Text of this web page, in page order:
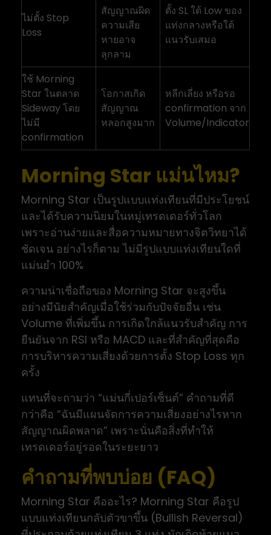
ไม่ตั้ง Stop
Loss
สัญญาณผิด
ความเสีย
หายอาจ
ลุกลาม
ตั้ง SL ใต้ Low ของ
แท่งกลางหรือใต้
แนวรับเสมอ
ใช้ Morning
Star ในตลาด
Sideway โดย
ไม่มี
confirmation
โอกาสเกิด
สัญญาณ
หลอกสูงมาก
หลีกเลี่ยง หรือรอ
confirmation จาก
Volume/Indicator
Morning Star แม่นไหม?
Morning Star เป็นรูปแบบแท่งเทียนที่มีประโยชน์
และได้รับความนิยมในหมู่เทรดเดอร์ทั่วโลก
เพราะอ่านง่ายและสื่อความหมายทางจิตวิทยาได้
ชัดเจน อย่างไรก็ตาม ไม่มีรูปแบบแท่งเทียนใดที่
แม่นยำ 100%
ความน่าเชื่อถือของ Morning Star จะสูงขึ้น
อย่างมีนัยสำคัญเมื่อใช้ร่วมกับปัจจัยอื่น เช่น
Volume ที่เพิ่มขึ้น การเกิดใกล้แนวรับสำคัญ การ
ยืนยันจาก RSI หรือ MACD และที่สำคัญที่สุดคือ
การบริหารความเสี่ยงด้วยการตั้ง Stop Loss ทุก
ครั้ง
แทนที่จะถามว่า “แม่นกี่เปอร์เซ็นต์” คำถามที่ดี
กว่าคือ “ฉันมีแผนจัดการความเสี่ยงอย่างไรหาก
สัญญาณผิดพลาด” เพราะนั่นคือสิ่งที่ทำให้
เทรดเดอร์อยู่รอดในระยะยาว
คำถามที่พบบ่อย (FAQ)
Morning Star คืออะไร? Morning Star คือรูป
แบบแท่งเทียนกลับตัวขาขึ้น (Bullish Reversal)